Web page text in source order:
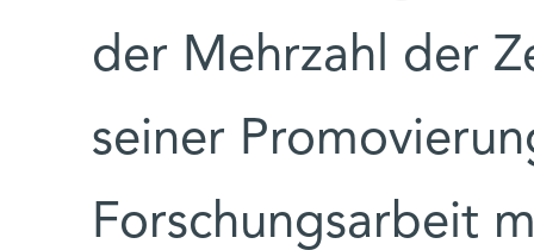
der Mehrzahl der
seiner
Forschungsarbeit